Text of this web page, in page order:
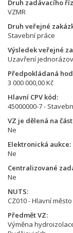
Druh zadávacího
VZMR
Druh veřejné
Stavební práce
Výsledek veřejné
Uzavření
Předpokládaná
3 000 000,00 Kč
Hlavní CPV kód
45000000-7 -
VZ je dělená na
Ne
Elektronická aukce
Ne
Centralizované
Ne
NUTS
CZ010 - Hlavní
Předmět VZ
Výměna